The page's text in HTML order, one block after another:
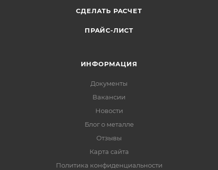
СДЕЛАТЬ РАСЧЕТ
ПРАЙС-ЛИСТ
ИНФОРМАЦИЯ
Документы
Вакансии
Новости
Блог о металле
Отзывы
Карта сайта
Политика конфиденциальности